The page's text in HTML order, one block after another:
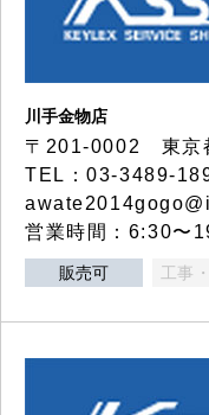
川手金物店
〒201-0002 東京
TEL：03-3489-
営業時間：6:30〜
販売可 工事